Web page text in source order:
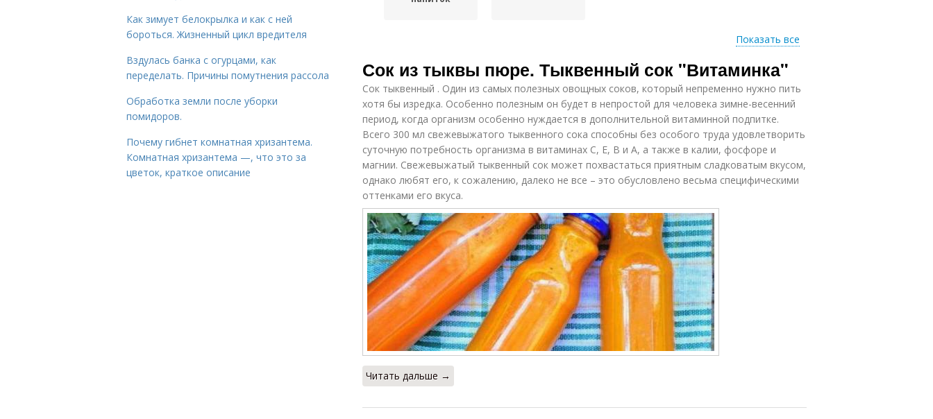
Показать все
Сок из тыквы пюре. Тыквенный сок "Витаминка"
Сок тыквенный . Один из самых полезных овощных соков, который непременно нужно пить
хотя бы изредка. Особенно полезным он будет в непростой для человека зимне-весенний
период, когда организм особенно нуждается в дополнительной витаминной подпитке.
Всего 300 мл свежевыжатого тыквенного сока способны без особого труда удовлетворить
суточную потребность организма в витаминах C, E, B и A, а также в калии, фосфоре и
магнии. Свежевыжатый тыквенный сок может похвастаться приятным сладковатым вкусом,
однако любят его, к сожалению, далеко не все – это обусловлено весьма специфическими
оттенками его вкуса.
Читать дальше →
Как зимует белокрылка и как с ней
бороться. Жизненный цикл вредителя
Вздулась банка с огурцами, как
переделать. Причины помутнения рассола
Обработка земли после уборки
помидоров.
Почему гибнет комнатная хризантема.
Комнатная хризантема —, что это за
цветок, краткое описание